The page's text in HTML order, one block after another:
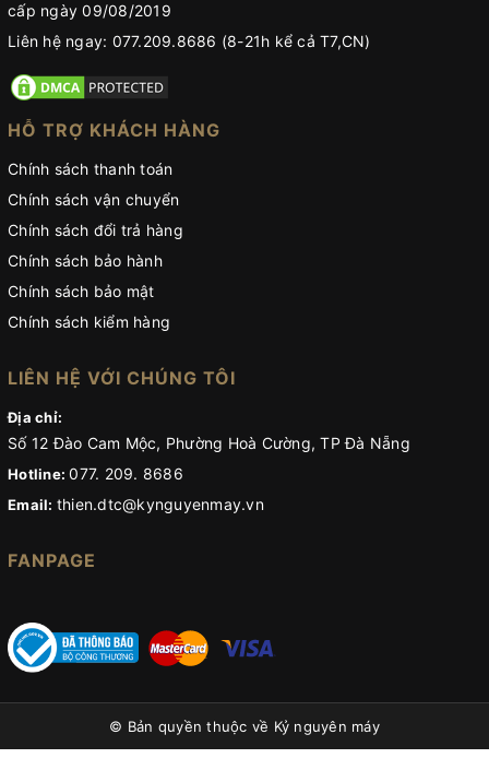
cấp ngày 09/08/2019
Liên hệ ngay: 077.209.8686 (8-21h kể cả T7,CN)
HỖ TRỢ KHÁCH HÀNG
Chính sách thanh toán
Chính sách vận chuyển
Chính sách đổi trả hàng
Chính sách bảo hành
Chính sách bảo mật
Chính sách kiểm hàng
LIÊN HỆ VỚI CHÚNG TÔI
Địa chỉ:
Số 12 Đào Cam Mộc, Phường Hoà Cường, TP Đà Nẵng
Hotline:077. 209. 8686
Email: thien.dtc@kynguyenmay.vn
FANPAGE
© Bản quyền thuộc về Kỷ nguyên máy